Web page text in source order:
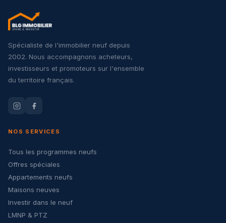
Spécialiste de l'immobilier neuf depuis
2002. Nous accompagnons acheteurs,
investisseurs et promoteurs sur l'ensemble
du territoire français.
NOS SERVICES
Tous les programmes neufs
Offres spéciales
Appartements neufs
Maisons neuves
Investir dans le neuf
LMNP & PTZ